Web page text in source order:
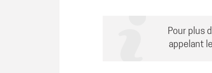
Pour plus
appelant le